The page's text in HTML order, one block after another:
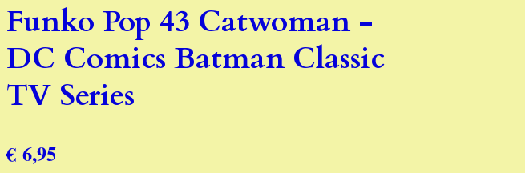
Funko Pop 43 Catwoman -
DC Comics Batman Classic
TV Series
€ 6,95